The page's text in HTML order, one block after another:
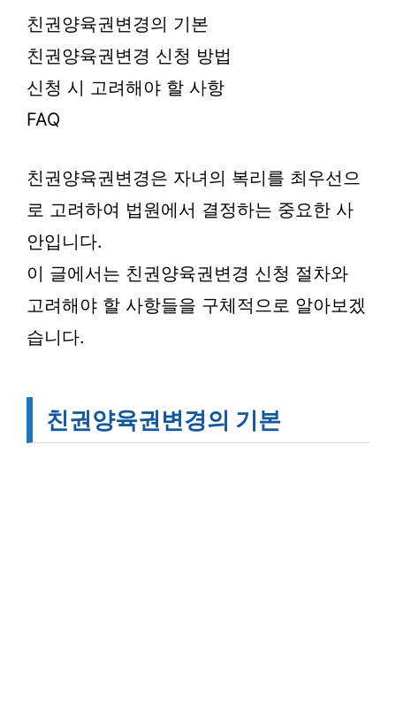
친권양육권변경의 기본
친권양육권변경 신청 방법
신청 시 고려해야 할 사항
FAQ
친권양육권변경은 자녀의 복리를 최우선으
로 고려하여 법원에서 결정하는 중요한 사
안입니다.
이 글에서는 친권양육권변경 신청 절차와
고려해야 할 사항들을 구체적으로 알아보겠
습니다.
친권양육권변경의 기본